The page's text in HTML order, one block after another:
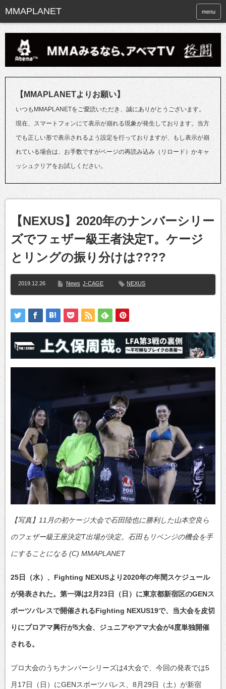
menu
【MMAPLANETよりお願い】
いつもMMAPLANETをご愛読いただき、誠にありがとうございます。
現在、スマートフォンにて表示が崩れる現象が発生しております。当方
でも正しい形で表示されるよう設定を行っておりますが、もし表示が崩
れている場合は、お手数ですがページの再読み込み（リロード）かキャ
ッシュクリアをお試しください。
【NEXUS】2020年のナンバーシリー
ズでフェザー級王者決定T。ケージ
とリングの振り分けは????
2019.12.26 News J-CAGE NEXUS
【写真】11月の初ケージ大会で石田陸也に勝利した山本空良ら
のフェザー級王座決定T出場が決定。石田もリベンジの機会を手
にすることになる (C) MMAPLANET
25日（水）、Fighting NEXUSより2020年の年間スケジュール
が発表された。第一弾は2月23日（日）に東京都新宿区のGENス
ポーツパレスで開催されるFighting NEXUS19で、当大会を皮切
りにプロアマ興行が5大会、ジュニアやアマ大会が4度単独開催
される。
プロ大会のうちナンバーシリーズは4大会で、今回の発表では5
月17日（日）にGENスポーツパレス、8月29日（土）が新宿